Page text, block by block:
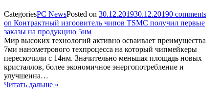
CategoriesPC NewsPosted on 30.12.201930.12.20190 comments
on Контрактный изгоовитель чипов TSMC получил первые
заказы на продукцию 5нм
Мир высоких технологий активно осваивает преимущества
7ми нанометрового техпроцесса на который чипмейкеры
перескочили с 14нм. Значительно меньшая площадь новых
кристаллов, более экономичное энергопотребление и
улучшенна…
Читать дальше »